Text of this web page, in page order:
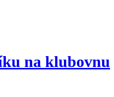
na klubovnu